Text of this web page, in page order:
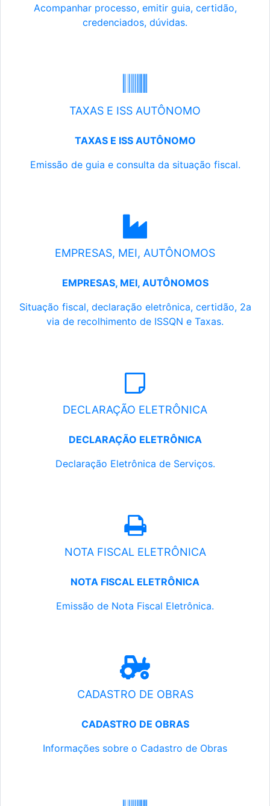
Acompanhar processo, emitir guia, certidão,
credenciados, dúvidas.
TAXAS E ISS AUTÔNOMO
TAXAS E ISS AUTÔNOMO
Emissão de guia e consulta da situação fiscal.
EMPRESAS, MEI, AUTÔNOMOS
EMPRESAS, MEI, AUTÔNOMOS
Situação fiscal, declaração eletrônica, certidão, 2a
via de recolhimento de ISSQN e Taxas.
DECLARAÇÃO ELETRÔNICA
DECLARAÇÃO ELETRÔNICA
Declaração Eletrônica de Serviços.
NOTA FISCAL ELETRÔNICA
NOTA FISCAL ELETRÔNICA
Emissão de Nota Fiscal Eletrônica.
CADASTRO DE OBRAS
CADASTRO DE OBRAS
Informações sobre o Cadastro de Obras